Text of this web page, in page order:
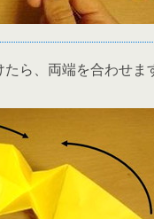
ら、両端を合わせま